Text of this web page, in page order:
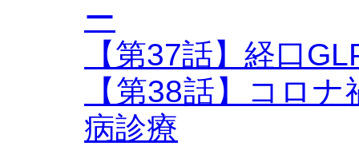
ー
【第37話】経口
【第38話】コロ
病診療